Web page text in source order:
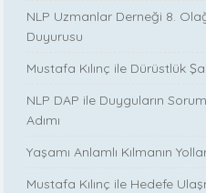
NLP Uzmanlar Derneği 8.
Duyurusu
Mustafa Kılınç ile Dürüstlük
NLP DAP ile Duyguların
Adımı
Yaşamı Anlamlı Kılmanın
Mustafa Kılınç ile Hedefe